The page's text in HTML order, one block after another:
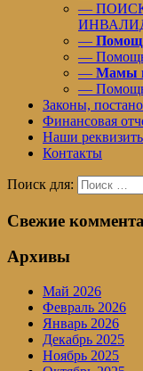
—
—
— Помощь
— Мамы и
—
Законы,
Финансовая
Наши
Контакты
Поиск для:
Свежие
Архивы
Май 2026
Февраль 2026
Январь 2026
Декабрь 2025
Ноябрь 2025